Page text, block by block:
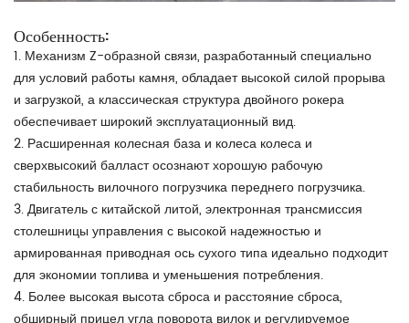
Особенность:
1. Механизм Z-образной связи, разработанный специально
для условий работы камня, обладает высокой силой прорыва
и загрузкой, а классическая структура двойного рокера
обеспечивает широкий эксплуатационный вид.
2. Расширенная колесная база и колеса колеса и
сверхвысокий балласт осознают хорошую рабочую
стабильность вилочного погрузчика переднего погрузчика.
3. Двигатель с китайской литой, электронная трансмиссия
столешницы управления с высокой надежностью и
армированная приводная ось сухого типа идеально подходит
для экономии топлива и уменьшения потребления.
4. Более высокая высота сброса и расстояние сброса,